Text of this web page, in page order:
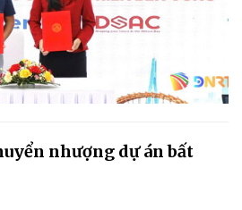
nhượng dự án bất